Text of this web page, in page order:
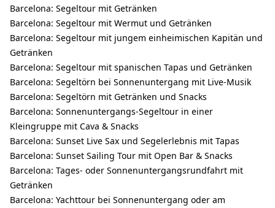
Barcelona: Segeltour mit Getränken
Barcelona: Segeltour mit Wermut und Getränken
Barcelona: Segeltour mit jungem einheimischen Kapitän und
Getränken
Barcelona: Segeltour mit spanischen Tapas und Getränken
Barcelona: Segeltörn bei Sonnenuntergang mit Live-Musik
Barcelona: Segeltörn mit Getränken und Snacks
Barcelona: Sonnenuntergangs-Segeltour in einer
Kleingruppe mit Cava & Snacks
Barcelona: Sunset Live Sax und Segelerlebnis mit Tapas
Barcelona: Sunset Sailing Tour mit Open Bar & Snacks
Barcelona: Tages- oder Sonnenuntergangsrundfahrt mit
Getränken
Barcelona: Yachttour bei Sonnenuntergang oder am